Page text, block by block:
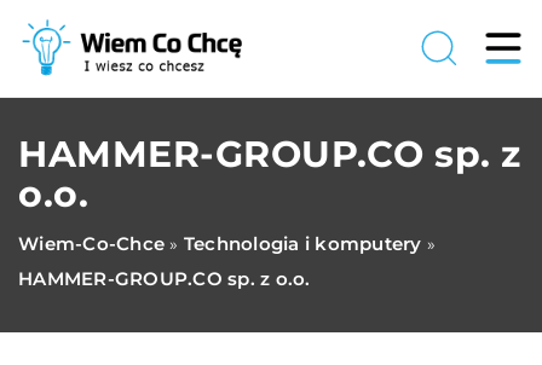
HAMMER-GROUP.CO sp. z
o.o.
Wiem-Co-Chce » Technologia i komputery »
HAMMER-GROUP.CO sp. z o.o.